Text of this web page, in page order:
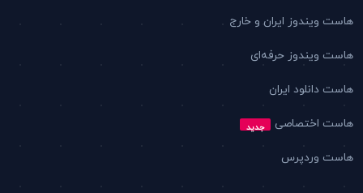
ویندوز ایران و خارج
ویندوز حرفه‌ای
دانلود ایران
اختصاصی جدید
وردپرس